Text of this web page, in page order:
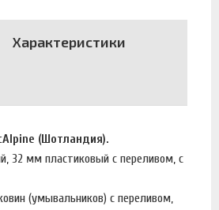
Характеристики
(Шотландия).
32 мм пластиковый с переливом, с
(умывальников) c переливом,